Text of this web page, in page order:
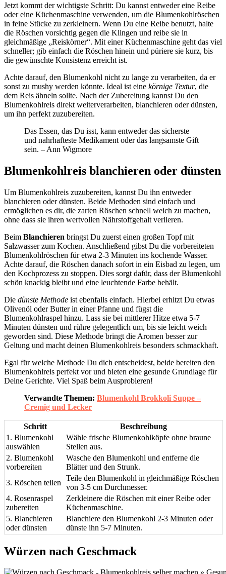
Jetzt kommt der wichtigste Schritt: Du kannst entweder eine Reibe
oder eine Küchenmaschine verwenden, um die Blumenkohlröschen
in feine Stücke zu zerkleinern. Wenn Du eine Reibe benutzt, halte
die Röschen vorsichtig gegen die Klingen und reibe sie in
gleichmäßige „Reiskörner“. Mit einer Küchenmaschine geht das viel
schneller; gib einfach die Röschen hinein und püriere sie kurz, bis
die gewünschte Konsistenz erreicht ist.
Achte darauf, den Blumenkohl nicht zu lange zu verarbeiten, da er
sonst zu mushy werden könnte. Ideal ist eine körnige Textur, die
dem Reis ähneln sollte. Nach der Zubereitung kannst Du den
Blumenkohlreis direkt weiterverarbeiten, blan­chieren oder dünsten,
um ihn perfekt zuzubereiten.
Das Essen, das Du isst, kann entweder das sicherste
und nahrhafteste Medikament oder das langsamste Gift
sein. – Ann Wigmore
Blumenkohlreis blanchieren oder dünsten
Um Blumenkohlreis zuzubereiten, kannst Du ihn entweder
blanchieren oder dünsten. Beide Methoden sind einfach und
ermöglichen es dir, die zarten Röschen schnell weich zu machen,
ohne dass sie ihren wertvollen Nährstoffgehalt verlieren.
Beim Blanchieren bringst Du zuerst einen großen Topf mit
Salzwasser zum Kochen. Anschließend gibst Du die vorbereiteten
Blumenkohlröschen für etwa 2-3 Minuten ins kochende Wasser.
Achte darauf, die Röschen danach sofort in ein Eisbad zu legen, um
den Kochprozess zu stoppen. Dies sorgt dafür, dass der Blumenkohl
schön knackig bleibt und eine leuchtende Farbe behält.
Die dünste Methode ist ebenfalls einfach. Hierbei erhitzt Du etwas
Olivenöl oder Butter in einer Pfanne und fügst die
Blumenkohlraspel hinzu. Lass sie bei mittlerer Hitze etwa 5-7
Minuten dünsten und rühre gelegentlich um, bis sie leicht weich
geworden sind. Diese Methode bringt die Aromen besser zur
Geltung und macht deinen Blumenkohlreis besonders schmackhaft.
Egal für welche Methode Du dich entscheidest, beide bereiten den
Blumenkohlreis perfekt vor und bieten eine gesunde Grundlage für
Deine Gerichte. Viel Spaß beim Ausprobieren!
Verwandte Themen: Blumenkohl Brokkoli Suppe –
Cremig und Lecker
Schritt
Beschreibung
1. Blumenkohl
auswählen
Wähle frische Blumenkohlköpfe ohne braune
Stellen aus.
2. Blumenkohl
vorbereiten
Wasche den Blumenkohl und entferne die
Blätter und den Strunk.
3. Röschen teilen
Teile den Blumenkohl in gleichmäßige Röschen
von 3-5 cm Durchmesser.
4. Rosenraspel
zubereiten
Zerkleinere die Röschen mit einer Reibe oder
Küchenmaschine.
5. Blanchieren
oder dünsten
Blanchiere den Blumenkohl 2-3 Minuten oder
dünste ihn 5-7 Minuten.
Würzen nach Geschmack